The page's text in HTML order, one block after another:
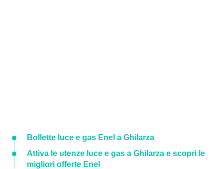
Bollette luce e gas Enel a Ghilarza
Attiva le utenze luce e gas a Ghilarza e scopri le
migliori offerte Enel